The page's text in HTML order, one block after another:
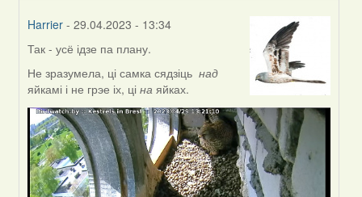
Harrier - 29.04.2023 - 13:34
In
reply
to
by
Lighty
Так - усё ідзе па плану.
Не зразумела, ці самка сядзіцьнад
яйкамі і не грэе іх, ціна яйках.